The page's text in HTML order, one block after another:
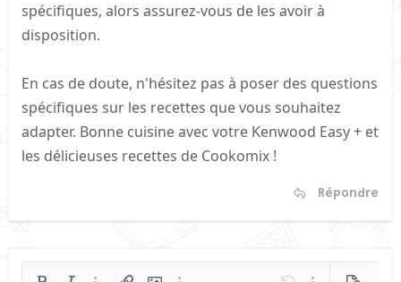
spécifiques, alors assurez-vous de les avoir à
disposition.
En cas de doute, n'hésitez pas à poser des questions
spécifiques sur les recettes que vous souhaitez
adapter. Bonne cuisine avec votre Kenwood Easy + et
les délicieuses recettes de Cookomix !
Répondre